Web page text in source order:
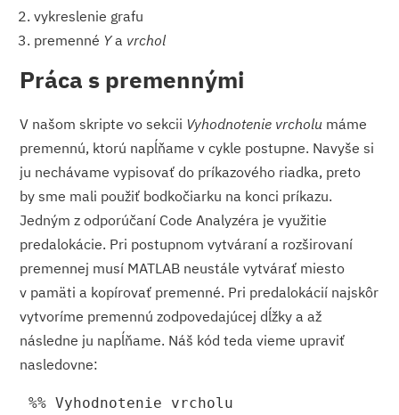
vykreslenie grafu
premenné Ya vrchol
Práca s premennými
V našom skripte vo sekcii Vyhodnotenie vrcholu máme
premennú, ktorú napĺňame v cykle postupne. Navyše si
ju nechávame vypisovať do príkazového riadka, preto
by sme mali použiť bodkočiarku na konci príkazu.
Jedným z odporúčaní Code Analyzéra je využitie
predalokácie. Pri postupnom vytváraní a rozširovaní
premennej musí MATLAB neustále vytvárať miesto
v pamäti a kopírovať premenné. Pri predalokácií najskôr
vytvoríme premennú zodpovedajúcej dĺžky a až
následne ju napĺňame. Náš kód teda vieme upraviť
nasledovne:
%% Vyhodnotenie vrcholu